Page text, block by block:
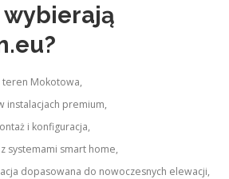
wybierają
teren Mokotowa,
instalacjach premium,
i konfiguracja,
systemami smart home,
dopasowana do nowoczesnych elewacji,